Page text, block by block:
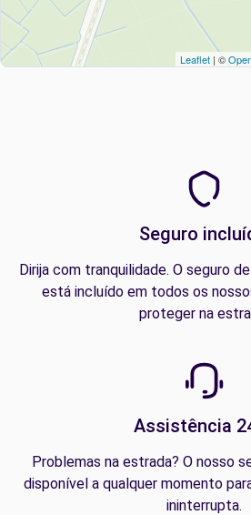
Leaflet | ©
Seguro
Dirija com tranquilidade. O seguro
está incluído em todos os
proteger na
Assistência
Problemas na estrada? O nosso
disponível a qualquer momento
ininterrupta.